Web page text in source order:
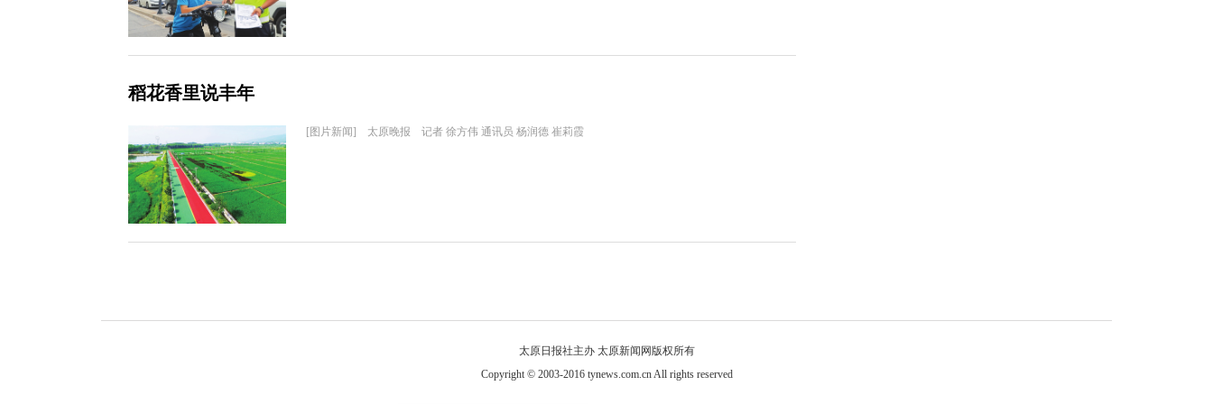
稻花香里说丰年
[图片新闻] 太原晚报 记者 徐方伟 通讯员 杨润德 崔莉霞
太原日报社主办 太原新闻网版权所有
Copyright © 2003-2016 tynews.com.cn All rights reserved